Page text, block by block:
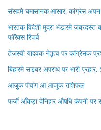
संसदमे घमासानक आसार, कांग्रेस
भारतक विदेशी मुद्रा भंडारमे
फॉरेक्स रिजर्व
तेजस्वी यादवक नेतृत्व पर कांग्रेसक
बिहारमे साइबर अपराध पर भारी
आजुक पंचांग आ आजुक राशिफल
फर्जी आँकड़ा देनिहार औषधि कंपनी पर